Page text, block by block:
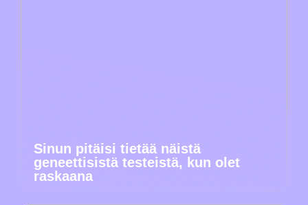
Sinun pitäisi tietää näistä
geneettisistä testeistä, kun olet
raskaana